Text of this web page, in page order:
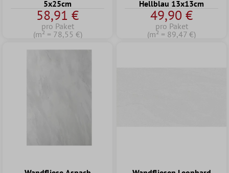
5x25cm
58,91 €
pro Paket
(m² = 78,55 €)
Hellblau 13x13cm
49,90 €
pro Paket
(m² = 89,47 €)